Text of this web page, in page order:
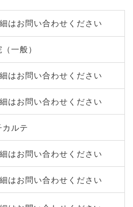
はお問い合わせください
一般）
はお問い合わせください
はお問い合わせください
カルテ
はお問い合わせください
はお問い合わせください